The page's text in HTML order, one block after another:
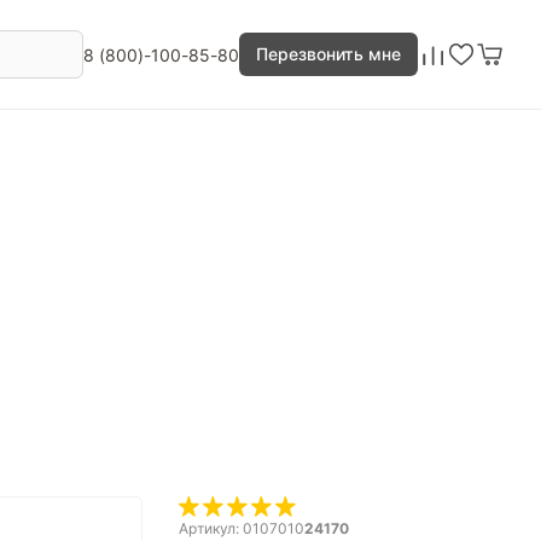
8 (800)-100-85-80 Перезвонить мне
Артикул: 010701024170